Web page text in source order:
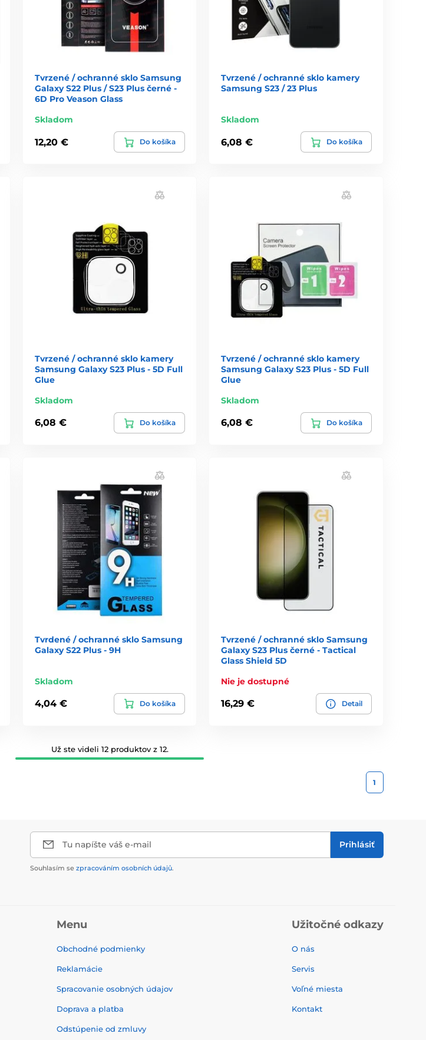
Tvrzené / ochranné sklo Samsung
Galaxy S22 Plus / S23 Plus černé -
6D Pro Veason Glass
Skladom
12,20 € Do košíka
Tvrzené / ochranné sklo kamery
Samsung S23 / 23 Plus
Skladom
6,08 € Do košíka
Tvrzené / ochranné sklo kamery
Samsung Galaxy S23 Plus - 5D Full
Glue
Skladom
6,08 € Do košíka
Tvrzené / ochranné sklo kamery
Samsung Galaxy S23 Plus - 5D Full
Glue
Skladom
6,08 € Do košíka
Tvrdené / ochranné sklo Samsung
Galaxy S22 Plus - 9H
Skladom
4,04 € Do košíka
Tvrzené / ochranné sklo Samsung
Galaxy S23 Plus černé - Tactical
Glass Shield 5D
Nie je dostupné
16,29 € Detail
Už ste videli 12 produktov z 12.
1
Tu napíšte váš e-mail Prihlásiť
Souhlasím se zpracováním osobních údajů.
Menu
Obchodné podmienky
Reklamácie
Spracovanie osobných údajov
Doprava a platba
Odstúpenie od zmluvy
Užitočné odkazy
O nás
Servis
Voľné miesta
Kontakt